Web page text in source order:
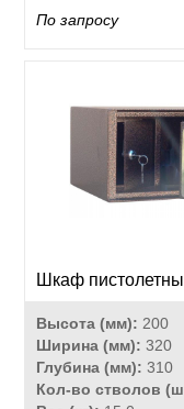
По запросу
Шкаф
Высота (мм): 200
Ширина (мм): 320
Глубина (мм): 310
Кол-во стволов